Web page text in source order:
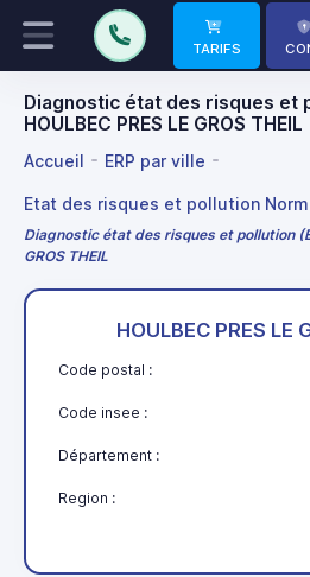
TARIFS
Diagnostic état des risques et
HOULBEC PRES LE GROS
Accueil ERP par ville
Etat des risques et pollution
Diagnostic état des risques et pollution
GROS THEIL
HOULBEC PRES LE
Code postal :
Code insee :
Département :
Region :